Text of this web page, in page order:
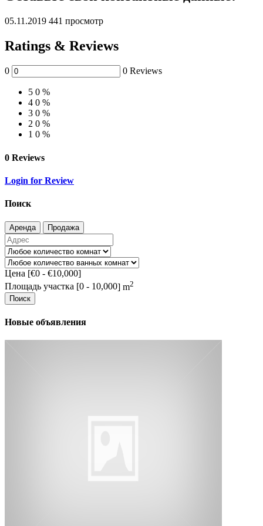
05.11.2019 441 просмотр
Ratings & Reviews
0 0 Reviews
5 0 %
4 0 %
3 0 %
2 0 %
1 0 %
0 Reviews
Login for Review
Поиск
Аренда Продажа
Цена [€0 - €10,000]
Площадь участка [0 - 10,000] m2
Поиск
Новые объявления